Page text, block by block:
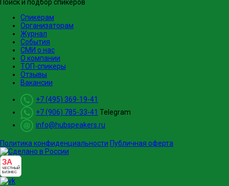
Поиск и подбор спикеров
Спикерам
Организаторам
Журнал
События
СМИ о нас
О компании
ТОП-спикеры
Отзывы
Вакансии
+7 (495) 369-19-41
+7 (906) 785-33-41 Telegram
info@hubspeakers.ru
Политика конфиденциальности Публичная оферта
ЗА
ЧЕСТНЫЙ
БИЗНЕС